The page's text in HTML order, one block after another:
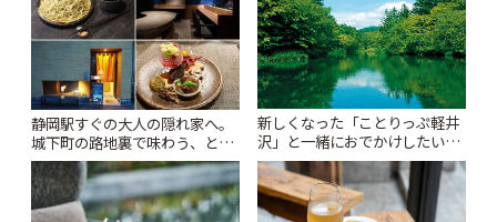
ぷ
静岡駅すぐの大人の隠れ家へ。
城下町の路地裏で味わう、とっ
ておきの蕎麦ランチ&会席「手
打ち蕎麦 たがた」 | ことりっぷ
新しくなった「ことりっぷ軽井
沢」と一緒におでかけしたい注
目スポット13選【スタンプラリ
ー開催中】 | ことりっぷ